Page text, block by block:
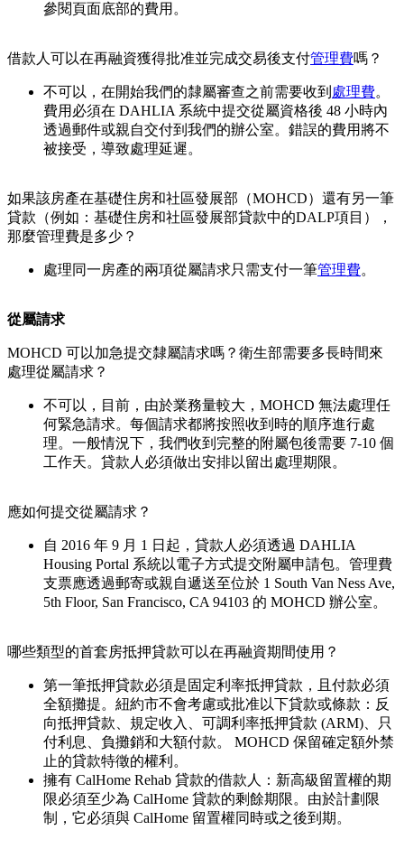
參閱頁面底部的費用。
借款人可以在再融資獲得批准並完成交易後支付管理費嗎？
不可以，在開始我們的隸屬審查之前需要收到 處理費。
費用必須在 DAHLIA 系統中提交從屬資格後 48 小時內
透過郵件或親自交付到我們的辦公室。錯誤的費用將不
被接受，導致處理延遲。
如果該房產在基礎住房和社區發展部（MOHCD）還有另一筆
貸款（例如：基礎住房和社區發展部貸款中的DALP項目），
那麼管理費是多少？
處理同一房產的兩項從屬請求只需支付一筆管理費。
從屬請求
MOHCD 可以加急提交隸屬請求嗎？衛生部需要多長時間來
處理從屬請求？
不可以，目前，由於業務量較大，MOHCD 無法處理任
何緊急請求。每個請求都將按照收到時的順序進行處
理。一般情況下，我們收到完整的附屬包後需要 7-10 個
工作天。貸款人必須做出安排以留出處理期限。
應如何提交從屬請求？
自 2016 年 9 月 1 日起，貸款人必須透過 DAHLIA
Housing Portal 系統以電子方式提交附屬申請包。管理費
支票應透過郵寄或親自遞送至位於 1 South Van Ness Ave,
5th Floor, San Francisco, CA 94103 的 MOHCD 辦公室。
哪些類型的首套房抵押貸款可以在再融資期間使用？
第一筆抵押貸款必須是固定利率抵押貸款，且付款必須
全額攤提。紐約市不會考慮或批准以下貸款或條款：反
向抵押貸款、規定收入、可調利率抵押貸款 (ARM)、只
付利息、負攤銷和大額付款。 MOHCD 保留確定額外禁
止的貸款特徵的權利。
擁有 CalHome Rehab 貸款的借款人：新高級留置權的期
限必須至少為 CalHome 貸款的剩餘期限。由於計劃限
制，它必須與 CalHome 留置權同時或之後到期。